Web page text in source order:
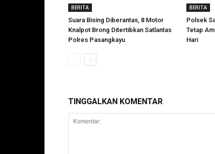
BERITA
Suara Bising Diberantas, 8 Motor
Knalpot Brong Ditertibkan Satlantas
Polres Pasangkayu
BERITA
Polsek
Tetap
Hari
TINGGALKAN KOMENTAR